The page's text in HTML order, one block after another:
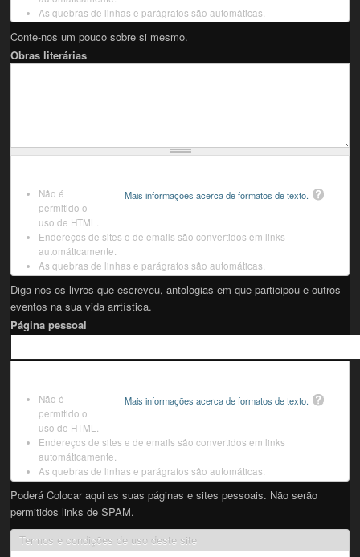
As quebras de linhas e parágrafos são automáticas.
Conte-nos um pouco sobre si mesmo.
Obras literárias
Mais informações acerca de formatos de texto.
Não é
permitido o
uso de HTML.
Endereços de sites e de emails são convertidos em links
automáticamente.
As quebras de linhas e parágrafos são automáticas.
Diga-nos os livros que escreveu, antologias em que participou e outros
eventos na sua vida arrtística.
Página pessoal
Mais informações acerca de formatos de texto.
Não é
permitido o
uso de HTML.
Endereços de sites e de emails são convertidos em links
automáticamente.
As quebras de linhas e parágrafos são automáticas.
Poderá Colocar aqui as suas páginas e sites pessoais. Não serão
permitidos links de SPAM.
Termos e condições de uso deste site